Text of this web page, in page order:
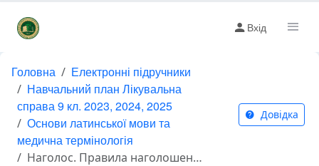
Вхід
Головна
Електронні підручники
Навчальний план Лікувальна
справа 9 кл. 2023, 2024, 2025
Основи латинської мови та
медична термінологія
Наголос. Правила наголошення.
Довідка